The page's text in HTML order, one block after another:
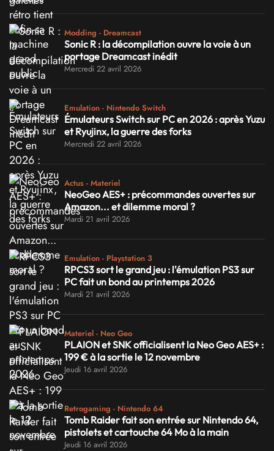
Modding - Dreamcast
Sonic R : la décompilation ouvre la voie à un
portage Dreamcast inédit
Mercredi 22 avril 2026
Emulation - Nintendo Switch
Émulateurs Switch sur PC en 2026 : après Yuzu
et Ryujinx, la guerre des forks
Mercredi 22 avril 2026
Actus - Materiel
NeoGeo AES+ : précommandes ouvertes sur
Amazon... et dilemme moral ?
Mardi 21 avril 2026
Emulation - Playstation 3
RPCS3 sort le grand jeu : l'émulation PS3 sur
PC fait un bond au printemps 2026
Mardi 21 avril 2026
Materiel - Neo Geo
PLAION et SNK officialisent la Neo Geo AES+ :
199 € à la sortie le 12 novembre
Jeudi 16 avril 2026
Retrogaming - Nintendo 64
Tomb Raider fait son entrée sur Nintendo 64,
pistolets et cartouche 64 Mo à la main
Jeudi 16 avril 2026